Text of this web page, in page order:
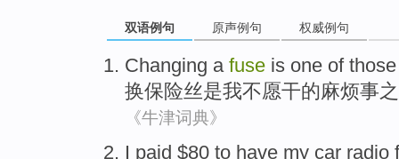
双语例句 原声例句 权威例句
Changing a fuse is one of
换保险丝是我不愿干的麻烦事
《牛津词典》
I paid $80 to have my car radio